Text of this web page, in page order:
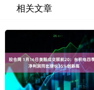
相关文章